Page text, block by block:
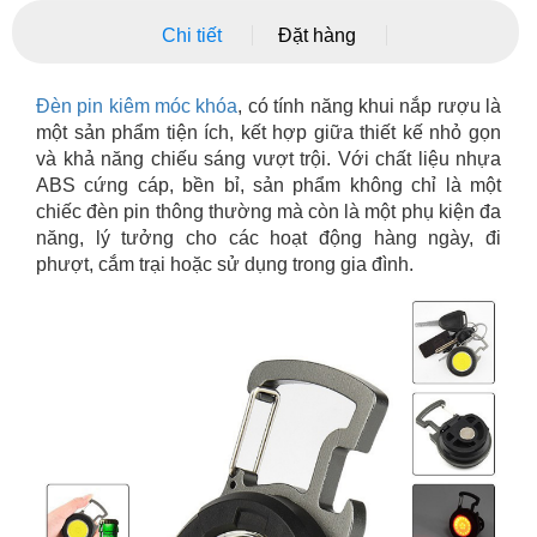
Chi tiết Đặt hàng
Đèn pin kiêm móc khóa, có tính năng khui nắp rượu là
một sản phẩm tiện ích, kết hợp giữa thiết kế nhỏ gọn
và khả năng chiếu sáng vượt trội. Với chất liệu nhựa
ABS cứng cáp, bền bỉ, sản phẩm không chỉ là một
chiếc đèn pin thông thường mà còn là một phụ kiện đa
năng, lý tưởng cho các hoạt động hàng ngày, đi
phượt, cắm trại hoặc sử dụng trong gia đình.